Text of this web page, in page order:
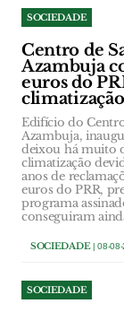
SOCIEDADE
Centro de
Azambuja
euros do
climatização
Edifício do
Azambuja,
deixou há muito
climatização
anos de
euros do PRR,
programa
conseguiram
SOCIEDADE| 08-08-
SOCIEDADE